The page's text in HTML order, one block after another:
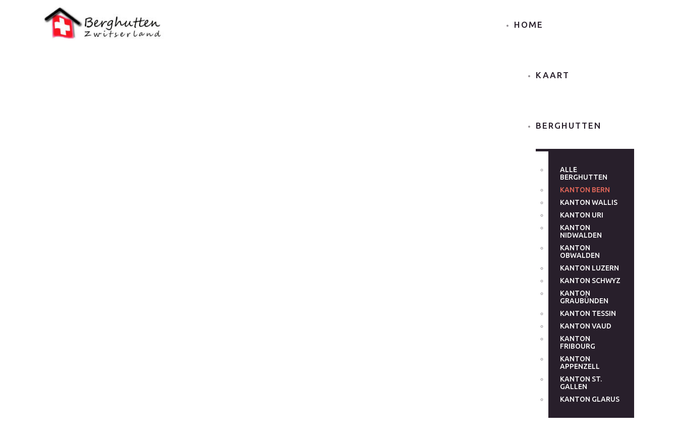
HOME
KAART
BERGHUTTEN
ALLE
BERGHUTTEN
KANTON BERN
KANTON WALLIS
KANTON URI
KANTON
NIDWALDEN
KANTON
OBWALDEN
KANTON LUZERN
KANTON SCHWYZ
KANTON
GRAUBÜNDEN
KANTON TESSIN
KANTON VAUD
KANTON
FRIBOURG
KANTON
APPENZELL
KANTON ST.
GALLEN
KANTON GLARUS